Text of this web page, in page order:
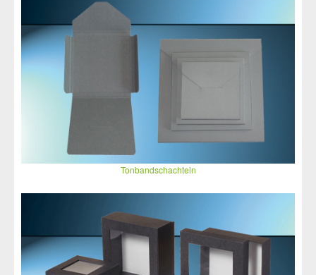
Tonbandschachteln